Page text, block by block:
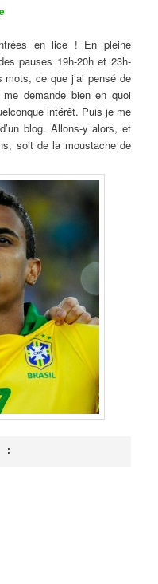
en lice ! En pleine
pauses 19h-20h et 23h-
ce que j’ai pensé de
demande bien en quoi
intérêt. Puis je me
blog. Allons-y alors, et
soit de la moustache de
: